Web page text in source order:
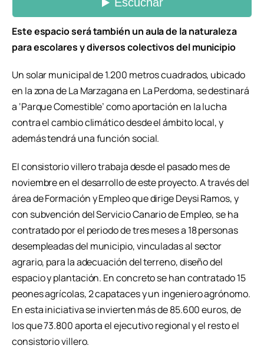
Este espacio será también un aula de la naturaleza
para escolares y diversos colectivos del municipio
Un solar municipal de 1.200 metros cuadrados, ubicado
en la zona de La Marzagana en La Perdoma, se destinará
a ‘Parque Comestible’ como aportación en la lucha
contra el cambio climático desde el ámbito local, y
además tendrá una función social.
El consistorio villero trabaja desde el pasado mes de
noviembre en el desarrollo de este proyecto. A través del
área de Formación y Empleo que dirige Deysi Ramos, y
con subvención del Servicio Canario de Empleo, se ha
contratado por el periodo de tres meses a 18 personas
desempleadas del municipio, vinculadas al sector
agrario, para la adecuación del terreno, diseño del
espacio y plantación. En concreto se han contratado 15
peones agrícolas, 2 capataces y un ingeniero agrónomo.
En esta iniciativa se invierten más de 85.600 euros, de
los que 73.800 aporta el ejecutivo regional y el resto el
consistorio villero.